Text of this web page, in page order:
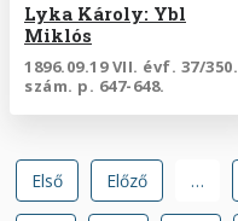
Lyka Károly: Ybl
Miklós
1896.09.19 VII. évf. 37/350.
szám. p. 647-648.
Első
oldal
Első
Előző
oldal
Előző …